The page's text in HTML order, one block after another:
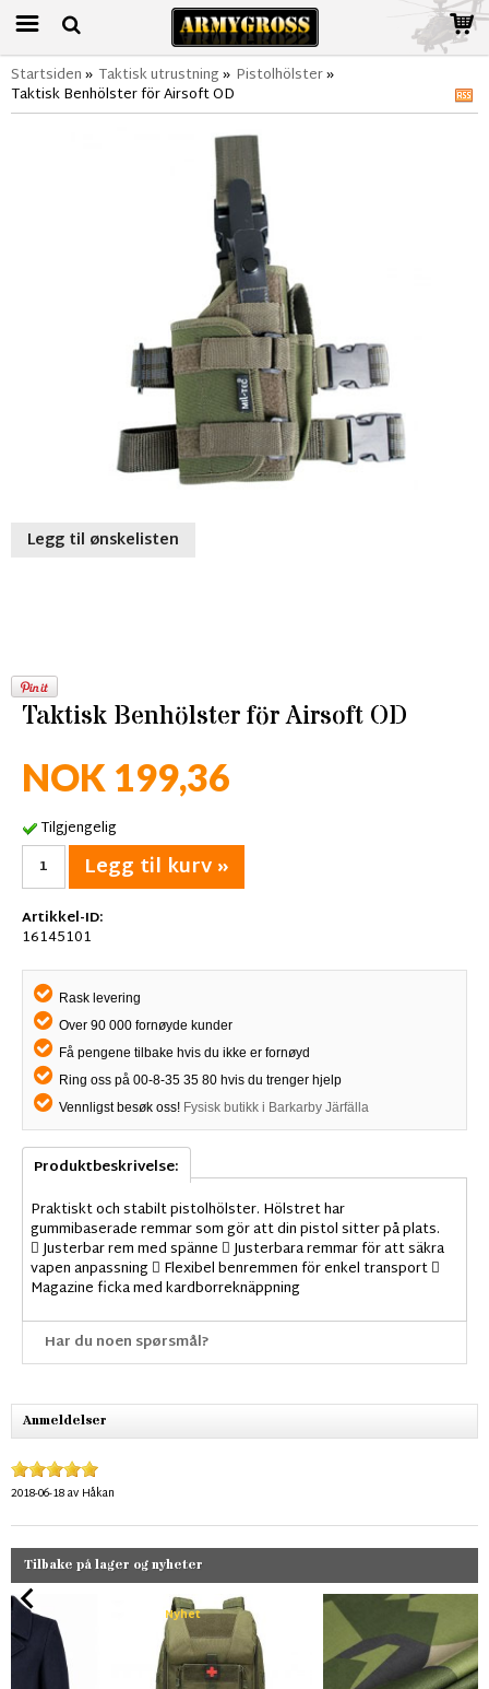
Startsiden» Taktisk utrustning» Pistolhölster»
Taktisk Benhölster för Airsoft OD
Legg til ønskelisten
Taktisk Benhölster för Airsoft OD
NOK 199,36
Tilgjengelig
Legg til kurv »
Artikkel-ID:
16145101
Rask levering
Over 90 000 fornøyde kunder
Få pengene tilbake hvis du ikke er fornøyd
Ring oss på 00-8-35 35 80 hvis du trenger hjelp
Vennligst besøk oss! Fysisk butikk i Barkarby Järfälla
Produktbeskrivelse:
Praktiskt och stabilt pistolhölster. Hölstret har
gummibaserade remmar som gör att din pistol sitter på plats.
 Justerbar rem med spänne  Justerbara remmar för att säkra
vapen anpassning  Flexibel benremmen för enkel transport 
Magazine ficka med kardborreknäppning
Har du noen spørsmål?
Anmeldelser
2018-06-18av Håkan
Tilbake på lager og nyheter
Nyhet